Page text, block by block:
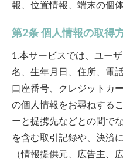
報、位置情報、端末の個
第2条 個人情報の取得
1.本サービスでは、ユー
名、生年月日、住所、電
口座番号、クレジットカ
の個人情報をお尋ねする
ーと提携先などとの間で
を含む取引記録や、決済
（情報提供元、広告主、